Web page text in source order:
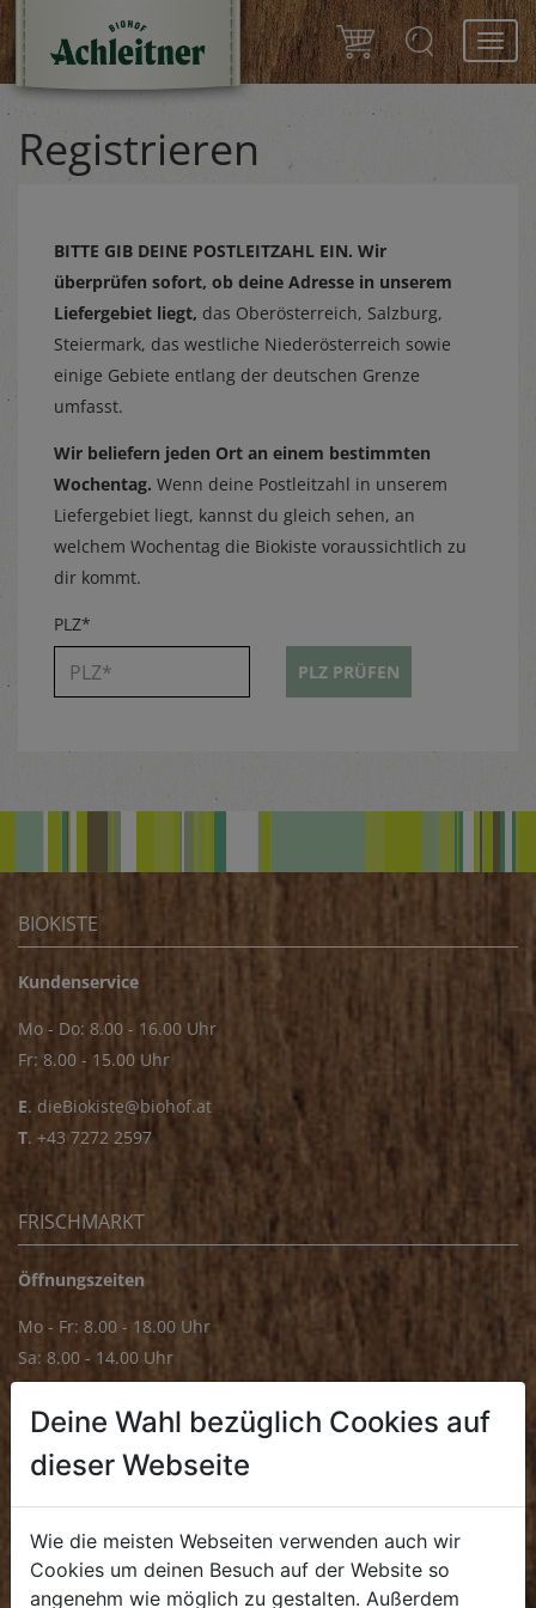
Registrieren
BITTE GIB DEINE POSTLEITZAHL EIN. Wir
überprüfen sofort, ob deine Adresse in unserem
Liefergebiet liegt, das Oberösterreich, Salzburg,
Steiermark, das westliche Niederösterreich sowie
einige Gebiete entlang der deutschen Grenze
umfasst.
Wir beliefern jeden Ort an einem bestimmten
Wochentag. Wenn deine Postleitzahl in unserem
Liefergebiet liegt, kannst du gleich sehen, an
welchem Wochentag die Biokiste voraussichtlich zu
dir kommt.
PLZ*
PLZ PRÜFEN
BIOKISTE
Kundenservice
Mo - Do: 8.00 - 16.00 Uhr
Fr: 8.00 - 15.00 Uhr
E. dieBiokiste@biohof.at
T. +43 7272 2597
FRISCHMARKT
Öffnungszeiten
Mo - Fr: 8.00 - 18.00 Uhr
Sa: 8.00 - 14.00 Uhr
Mo - Fr: 8.00 - 16.00 Uhr
. +43 7272 4859 70
Deine Wahl bezüglich Cookies auf
dieser Webseite
Wie die meisten Webseiten verwenden auch wir
Cookies um deinen Besuch auf der Website so
angenehm wie möglich zu gestalten. Außerdem